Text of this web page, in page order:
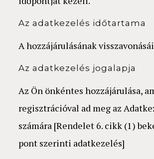
Az adatkezelés időtartama
A hozzájárulásának
Az adatkezelés jogalapja
Az Ön önkéntes hozzájárulása,
regisztrációval ad meg az
számára [Rendelet 6. cikk (1)
pont szerinti adatkezelés]